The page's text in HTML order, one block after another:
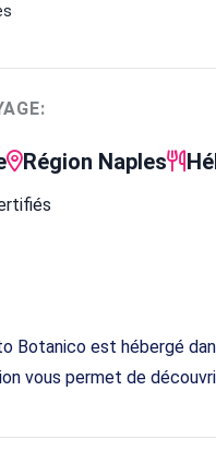
Région Naples
Botanico est hébergé
vous permet de